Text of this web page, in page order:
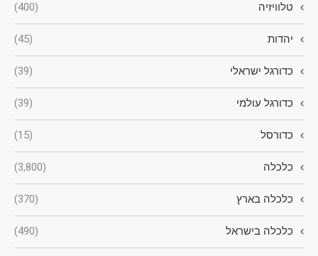
טלוויזיה (400)
יהדות (45)
כדורגל ישראלי (39)
כדורגל עולמי (39)
כדורסל (15)
כלכלה (3,800)
כלכלה בארץ (370)
כלכלה בישראל (490)